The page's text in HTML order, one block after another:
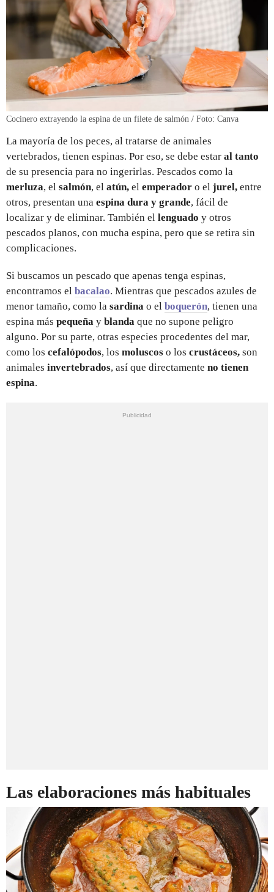
Cocinero extrayendo la espina de un filete de salmón / Foto: Canva
La mayoría de los peces, al tratarse de animales
vertebrados, tienen espinas. Por eso, se debe estar al tanto
de su presencia para no ingerirlas. Pescados como la
merluza, el salmón, el atún, el emperador o el jurel, entre
otros, presentan una espina dura y grande, fácil de
localizar y de eliminar. También el lenguado y otros
pescados planos, con mucha espina, pero que se retira sin
complicaciones.
Si buscamos un pescado que apenas tenga espinas,
encontramos el bacalao. Mientras que pescados azules de
menor tamaño, como la sardina o el boquerón, tienen una
espina más pequeña y blanda que no supone peligro
alguno. Por su parte, otras especies procedentes del mar,
como los cefalópodos, los moluscos o los crustáceos, son
animales invertebrados, así que directamente no tienen
espina.
Las elaboraciones más habituales